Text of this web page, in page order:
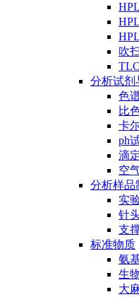
吹
分析试剂
色
比
卡
ph
滴
空
分析样品
实
针
支
标准物质
氨
生
大